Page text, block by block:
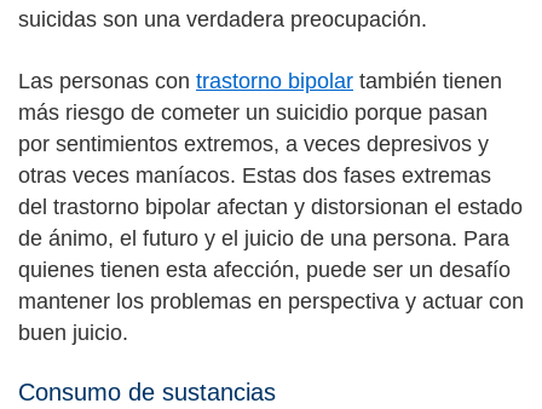
suicidas son una verdadera preocupación.
Las personas con trastorno bipolar también tienen
más riesgo de cometer un suicidio porque pasan
por sentimientos extremos, a veces depresivos y
otras veces maníacos. Estas dos fases extremas
del trastorno bipolar afectan y distorsionan el estado
de ánimo, el futuro y el juicio de una persona. Para
quienes tienen esta afección, puede ser un desafío
mantener los problemas en perspectiva y actuar con
buen juicio.
Consumo de sustancias